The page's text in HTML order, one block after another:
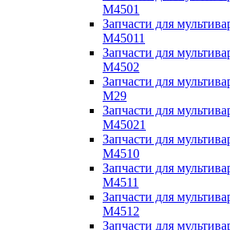
M4501
Запчасти для
M45011
Запчасти для
M4502
Запчасти для
M29
Запчасти для
M45021
Запчасти для
M4510
Запчасти для
M4511
Запчасти для
M4512
Запчасти для